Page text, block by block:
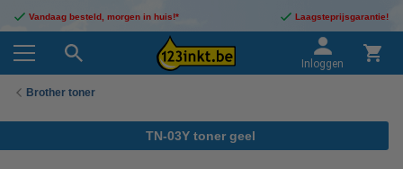
Vandaag besteld, morgen in huis!* Laagsteprijsgarantie!
Inloggen
Brother toner
TN-03Y toner geel